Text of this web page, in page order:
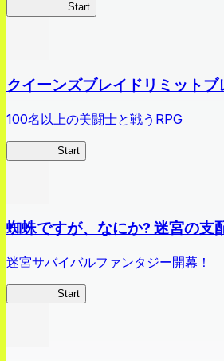
Start
クイーンズブレイドリミットブ
100名以上の美闘士と戦うRPG
Start
蜘蛛ですが、なにか? 迷宮の支
迷宮サバイバルファンタジー開幕！
Start